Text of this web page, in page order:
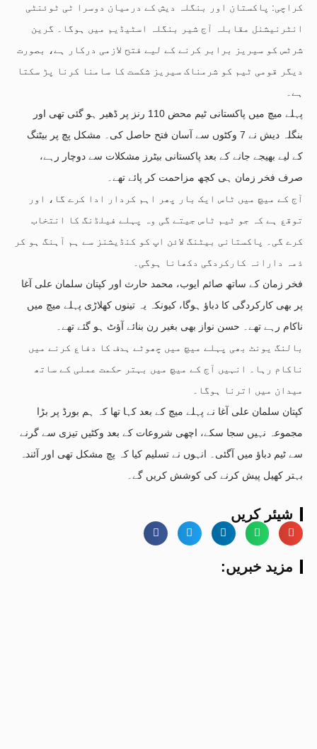
کراچی: پاکستان اور بنگلہ دیش کے درمیان دوسرا ٹی ٹوئنٹی
انٹرنیشنل مقابلہ آج شیر بنگلہ اسٹیڈیم میں ہوگا۔ گرین
شرٹس کو سیریز برابر کرنے کے لیے فتح لازمی درکار ہے، بصورت
دیگر قومی ٹیم کو شرمناک سیریز شکست کا سامنا کرنا پڑ سکتا
ہے۔
پہلے میچ میں پاکستانی ٹیم محض 110 رنز پر ڈھیر ہو گئی تھی اور
بنگلہ دیش نے 7 وکٹوں سے آسان فتح حاصل کی۔ مشکل پچ پر بیٹنگ
کے لیے بھیجے جانے کے بعد پاکستانی بیٹرز مشکلات سے دوچار رہے،
صرف فخر زمان ہی کچھ مزاحمت کر پائے تھے۔
آج کے میچ میں ٹاس ایک بار پھر اہم کردار ادا کرے گا، اور
توقع ہے کہ جو ٹیم ٹاس جیتے گی وہ پہلے فیلڈنگ کا انتخاب
کرے گی۔ پاکستانی بیٹنگ لائن اپ کو کنڈیشنز سے ہم آہنگ ہو کر
ذمہ دارانہ کارکردگی دکھانا ہوگی۔
فخر زمان کے ساتھ صائم ایوب، محمد حارث اور کپتان سلمان علی آغا
پر بھی کارکردگی کا دباؤ ہوگا، کیونکہ یہ تینوں کھلاڑی پہلے میچ میں
ناکام رہے تھے۔ حسن نواز بھی بغیر رن بنائے آؤٹ ہو گئے تھے۔
بالنگ یونٹ بھی پہلے میچ میں چھوٹے ہدف کا دفاع کرنے میں
ناکام رہا۔ انہیں آج کے میچ میں بہتر حکمت عملی کے ساتھ
میدان میں اترنا ہوگا۔
کپتان سلمان علی آغا نے پہلے میچ کے بعد کہا تھا کہ ہم بورڈ پر بڑا
مجموعہ نہیں سجا سکے، اچھی شروعات کے بعد وکٹیں تیزی سے گرنے
سے ٹیم دباؤ میں آگئی۔ انہوں نے تسلیم کیا کہ پچ مشکل تھی اور آئندہ
بہتر کھیل پیش کرنے کی کوشش کریں گے۔
شیئر کریں
:مزید خبریں